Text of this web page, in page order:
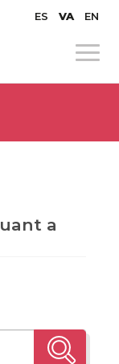
ES VA EN
a